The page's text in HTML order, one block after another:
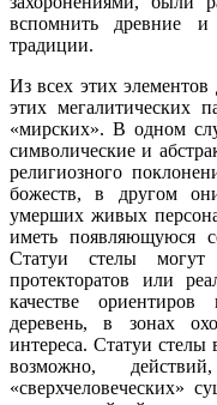
вспомнить древние и
традиции.
Из всех этих элементов
этих мегалитических
«мирских». В одном
символические и
религиозного
божеств, в другом
умерших живых
иметь появляющуюся
Статуи стелы могут
протекторатов или
качестве
деревень, в зонах
интереса. Статуи стелы
возможно,
«сверхчеловеческих»